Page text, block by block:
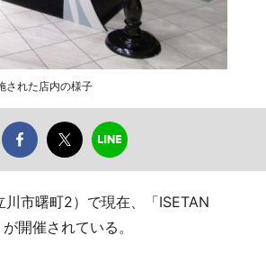
された店内の様子
市曙町2）で現在、「ISETAN
開催されている。